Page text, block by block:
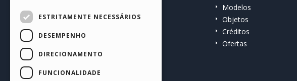
Comunidade
Websites de usuários
Modelos
Objetos
Créditos
Ofertas
PORTUGUESE
ESTRITAMENTE NECESSÁRIOS
DESEMPENHO
DIRECIONAMENTO
FUNCIONALIDADE